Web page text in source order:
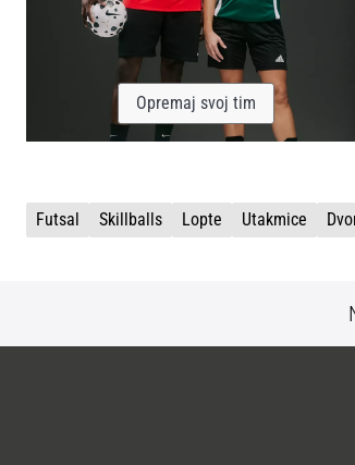
Opremaj svoj tim
Futsal Skillballs Lopte Utakmice